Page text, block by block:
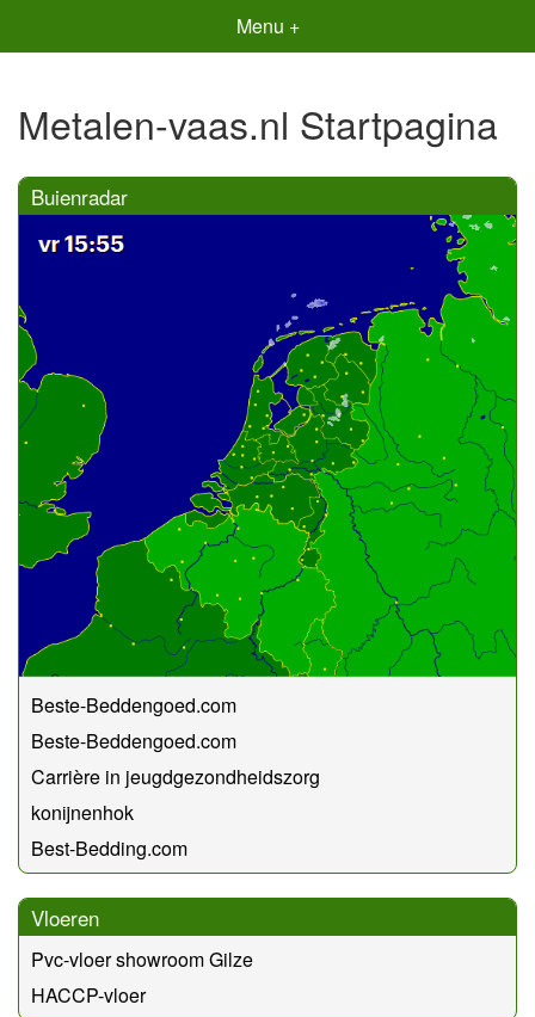
Menu +
Metalen-vaas.nl Startpagina
Buienradar
Beste-Beddengoed.com
Beste-Beddengoed.com
Carrière in jeugdgezondheidszorg
konijnenhok
Best-Bedding.com
Vloeren
Pvc-vloer showroom Gilze
HACCP-vloer